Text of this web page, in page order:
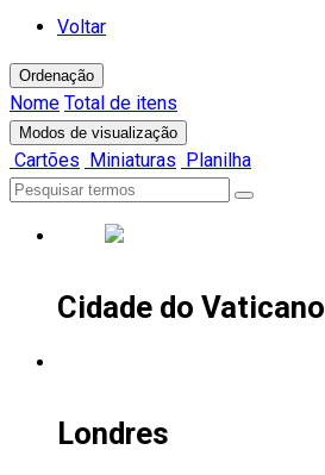
Voltar
Ordenação
Nome Total de itens
Modos de visualização
Cartões Miniaturas Planilha
Cidade do Vaticano
Londres